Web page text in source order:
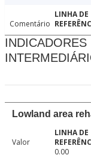
Comentário
INDICADORES
Lowland area
Valor
0.00